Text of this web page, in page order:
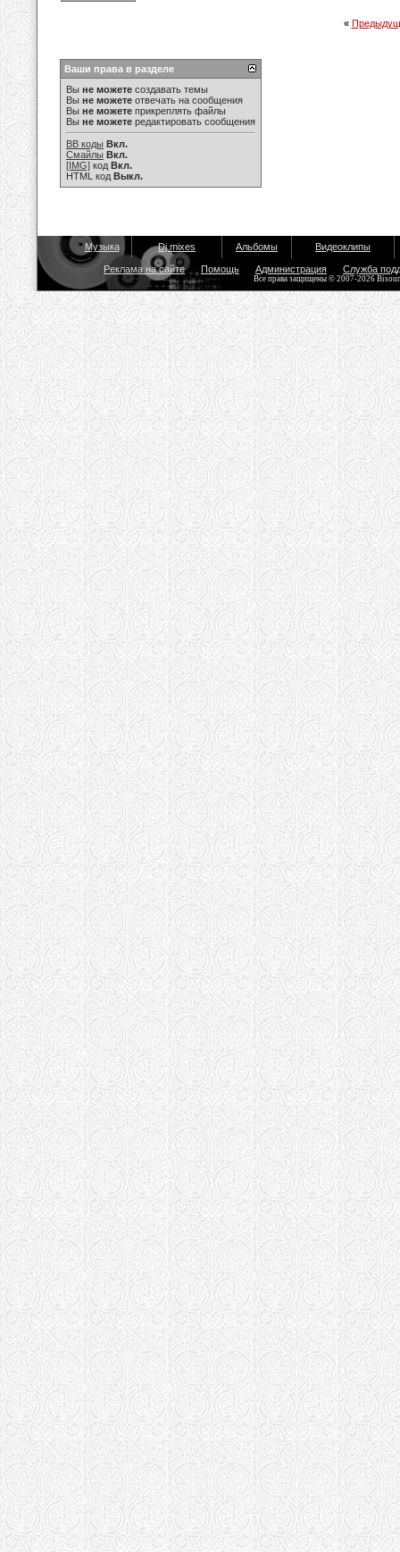
«
Ваши права в разделе
Вы не можете создавать темы
Вы не можете отвечать на сообщения
Вы не можете прикреплять файлы
Вы не можете редактировать сообщения
BB коды Вкл.
Смайлы Вкл.
[IMG] код Вкл.
HTML код Выкл.
Музыка Dj mixes Альбомы Видеоклипы
Реклама на сайте Помощь Администрация Служба
Все права защищены © 2007-2026